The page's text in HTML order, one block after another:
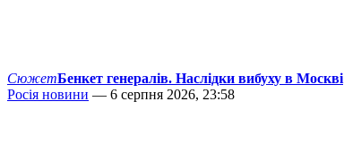
СюжетБенкет генералів. Наслідки вибуху в Москві
Росія новини — 6 серпня 2026, 23:58